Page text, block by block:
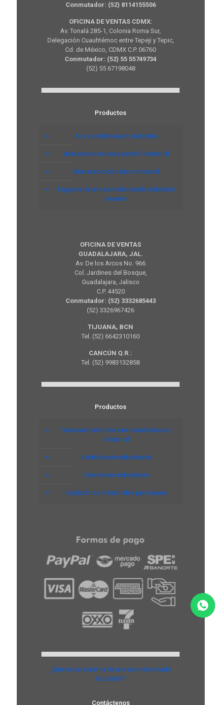
Conmutador: (52) 8114155506
OFICINA DE VENTAS CDMX:
Av. Tonalá 285-1, Colonia Roma Sur,
Delegación Cuauhtémoc entre Tepeji y Tepic,
Cd. de México, CDMX C.P. 06760
Conmutador: (52) 55 55749734
(52) 55 67198048
Productos
Aire acondicionado industrial
Aire acondicionado portátil industrial
Aire acondicionado comercial
Equipos de aire acondicionado industrial
inverter
OFICINA DE VENTAS
GUADALAJARA, JAL.
Av. De los Arcos No. 966
Col. Jardines del Bosque,
Guadalajara, Jalisco
C.P. 44520
Conmutador: (52) 3332685443
(52) 3326967426
TIJUANA, BCN
Tel. (52) 6642310160
CANCÚN Q.R.:
Tel. (52) 9983132858
Productos
Funcionamiento de aire acondicionado
industrial
Ventiladores industriales
Extractores industriales
Sopladores industriales para naves
¿Qué es un sistema de aire acondicionado
industrial?
Contáctenos